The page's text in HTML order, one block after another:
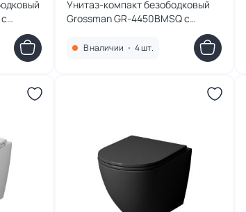
Унитаз-компакт безободковый
Grossman GR-4450BMSQ с
микролифтом, черный матовый
В наличии • 4 шт.